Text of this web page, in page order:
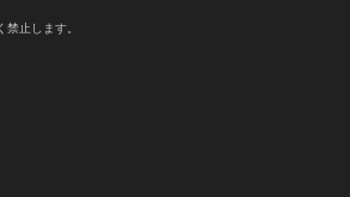
止します。